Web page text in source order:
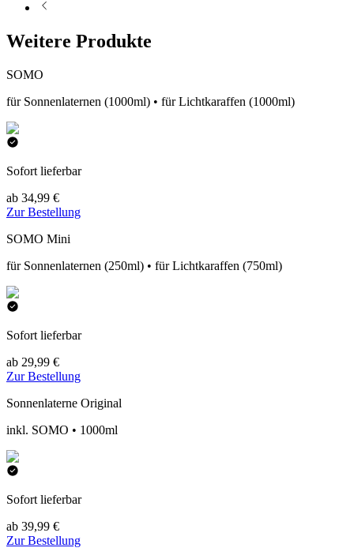
Weitere Produkte
SOMO
für Sonnenlaternen (1000ml) • für Lichtkaraffen (1000ml)
Sofort lieferbar
ab 34,99 €
Zur Bestellung
SOMO Mini
für Sonnenlaternen (250ml) • für Lichtkaraffen (750ml)
Sofort lieferbar
ab 29,99 €
Zur Bestellung
Sonnenlaterne Original
inkl. SOMO • 1000ml
Sofort lieferbar
ab 39,99 €
Zur Bestellung